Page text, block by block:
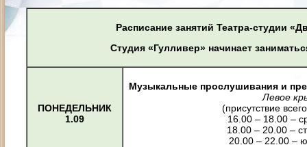
Расписание занятий Театра-студии
Студия «Гулливер» начинает
ПОНЕДЕЛЬНИК
1.09
Музыкальные прослушивания и
Левое
(присутствие
16.00 – 18.00 –
18.00 – 20.00 –
20.00 – 22.00 –